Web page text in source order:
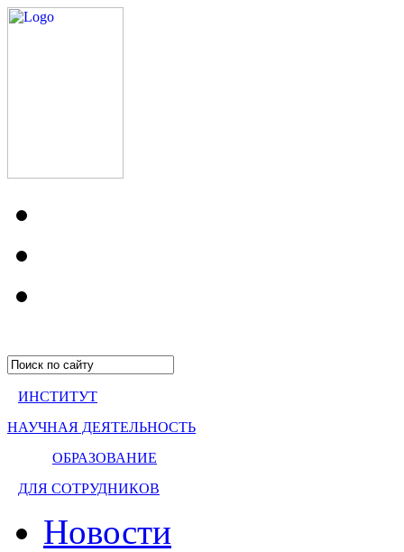
ИНСТИТУТ
НАУЧНАЯ ДЕЯТЕЛЬНОСТЬ
ОБРАЗОВАНИЕ
ДЛЯ СОТРУДНИКОВ
Новости